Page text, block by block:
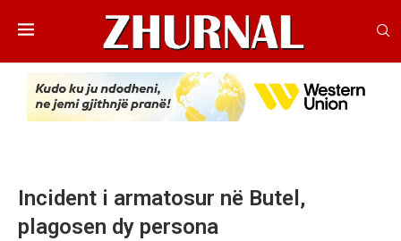
Incident i armatosur në Butel,
plagosen dy persona